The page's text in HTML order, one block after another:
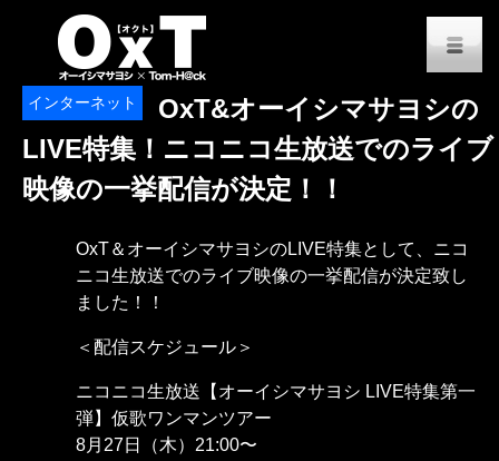
インターネット
OxT&オーイシマサヨシの
LIVE特集！ニコニコ生放送でのライブ
映像の一挙配信が決定！！
OxT＆オーイシマサヨシのLIVE特集として、ニコ
ニコ生放送でのライブ映像の一挙配信が決定致し
ました！！
＜配信スケジュール＞
ニコニコ生放送【オーイシマサヨシ LIVE特集第一
弾】仮歌ワンマンツアー
8月27日（木）21:00〜